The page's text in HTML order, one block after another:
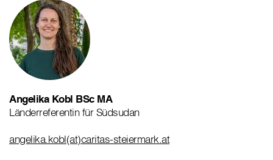
Angelika Kobl BSc MA
Länderreferentin für Südsudan
angelika.kobl(at)caritas-steiermark.at